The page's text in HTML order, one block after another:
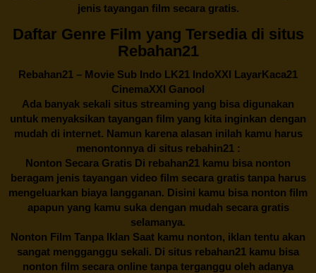
jenis tayangan film secara gratis.
Daftar Genre Film yang Tersedia di situs
Rebahan21
Rebahan21 – Movie Sub Indo LK21 IndoXXI LayarKaca21
CinemaXXI Ganool
Ada banyak sekali situs streaming yang bisa digunakan
untuk menyaksikan tayangan film yang kita inginkan dengan
mudah di internet. Namun karena alasan inilah kamu harus
menontonnya di situs rebahin21 :
Nonton Secara Gratis Di rebahan21 kamu bisa nonton
beragam jenis tayangan video film secara gratis tanpa harus
mengeluarkan biaya langganan. Disini kamu bisa nonton film
apapun yang kamu suka dengan mudah secara gratis
selamanya.
Nonton Film Tanpa Iklan Saat kamu nonton, iklan tentu akan
sangat mengganggu sekali. Di situs rebahan21 kamu bisa
nonton film secara online tanpa terganggu oleh adanya